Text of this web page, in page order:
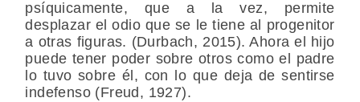
psíquicamente, que a la vez, permite
desplazar el odio que se le tiene al progenitor
a otras figuras. (Durbach, 2015). Ahora el hijo
puede tener poder sobre otros como el padre
lo tuvo sobre él, con lo que deja de sentirse
indefenso (Freud, 1927).